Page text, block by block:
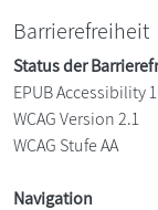
Barrierefreiheit
Status der
EPUB Accessibility
WCAG Version 2.1
WCAG Stufe AA
Navigation